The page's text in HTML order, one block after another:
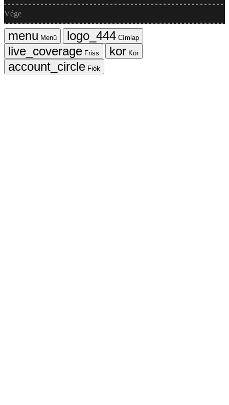
Vége
Menü
Címlap
Friss
Kör
Fiók